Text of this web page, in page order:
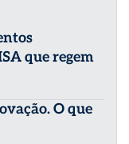
que regem
O que